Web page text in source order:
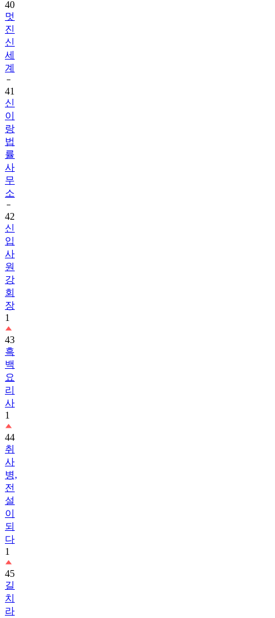
진
신
세
계
41
신
이
랑
법
률
사
무
소
42
신
입
사
원
강
회
장
1
43
흑
백
요
리
사
1
44
취
사
병,
전
설
이
되
다
1
45
길
치
라
도
괜